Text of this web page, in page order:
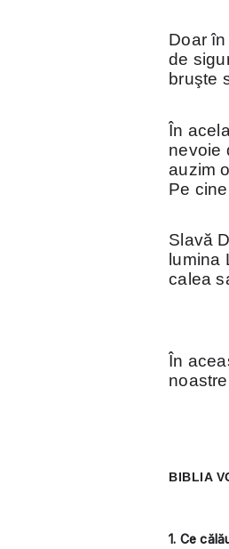
Doar
de
bruşte
În
nevoie
auzim
Pe
Slavă
lumina
calea
În
BIBLIA
1. Ce